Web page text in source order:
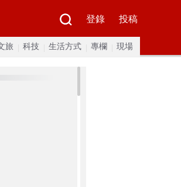
登錄 投稿
旅 科技 生活方式 專欄 現場